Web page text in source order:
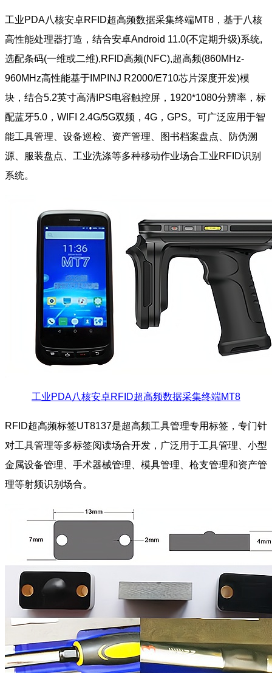
工业PDA八核安卓RFID超高频数据采集终端MT8，基于八核
高性能处理器打造，结合安卓Android 11.0(不定期升级)系统,
选配条码(一维或二维),RFID高频(NFC),超高频(860MHz-
960MHz高性能基于IMPINJ R2000/E710芯片深度开发)模
块，结合5.2英寸高清IPS电容触控屏，1920*1080分辨率，标
配蓝牙5.0，WIFI 2.4G/5G双频，4G，GPS。可广泛应用于智
能工具管理、设备巡检、资产管理、图书档案盘点、防伪溯
源、服装盘点、工业洗涤等多种移动作业场合工业RFID识别
系统。
工业PDA八核安卓RFID超高频数据采集终端MT8
RFID超高频标签UT8137是超高频工具管理专用标签，专门针
对工具管理等多标签阅读场合开发，广泛用于工具管理、小型
金属设备管理、手术器械管理、模具管理、枪支管理和资产管
理等射频识别场合。